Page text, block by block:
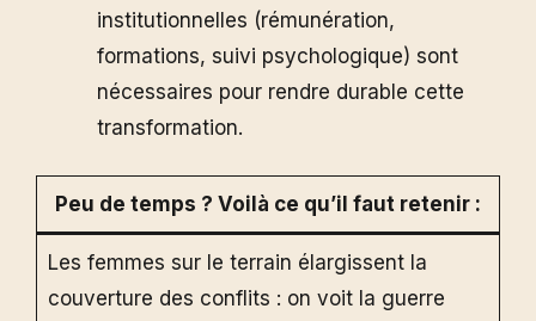
institutionnelles (rémunération,
formations, suivi psychologique) sont
nécessaires pour rendre durable cette
transformation.
Peu de temps ? Voilà ce qu’il faut retenir :
Les femmes sur le terrain élargissent la
couverture des conflits : on voit la guerre